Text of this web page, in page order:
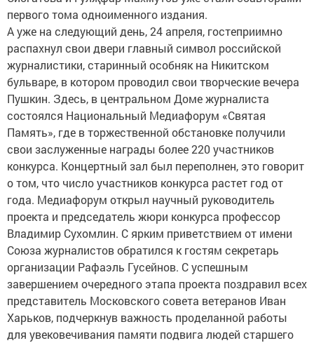
первого тома одноименного издания.
А уже на следующий день, 24 апреля, гостеприимно
распахнул свои двери главный символ российской
журналистики, старинный особняк на Никитском
бульваре, в котором проводил свои творческие вечера
Пушкин. Здесь, в центральном Доме журналиста
состоялся Национальный Медиафорум «Святая
Память», где в торжественной обстановке получили
свои заслуженные награды более 220 участников
конкурса. Концертный зал был переполнен, это говорит
о том, что число участников конкурса растет год от
года. Медиафорум открыл научный руководитель
проекта и председатель жюри конкурса профессор
Владимир Сухомлин. С ярким приветствием от имени
Союза журналистов обратился к гостям секретарь
организации Рафаэль Гусейнов. С успешным
завершением очередного этапа проекта поздравил всех
представитель Московского совета ветеранов Иван
Харьков, подчеркнув важность проделанной работы
для увековечивания памяти подвига людей старшего